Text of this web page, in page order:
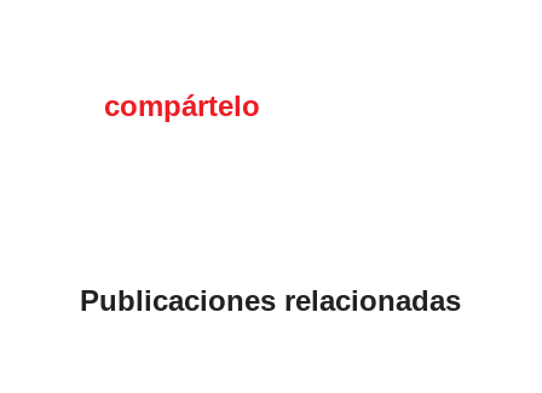
compártelo
Publicaciones relacionadas